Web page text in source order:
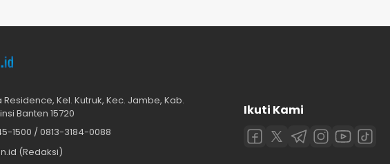
Kel. Kutruk, Kec. Jambe, Kab.
Banten 15720
1500 / 0813-3184-0088
(Redaksi)
Ikuti Kami